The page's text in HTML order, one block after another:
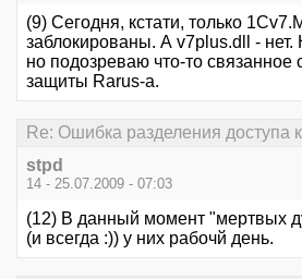
(9) Сегодня, кстати, только
заблокированы. А v7plus.dll - нет.
но подозреваю что-то связанное
защиты Rarus-а.
Re: Ошибка разделения доступа
stpd
14 - 25.07.2009 - 07:03
(12) В данный момент "мертвых
(и всегда :)) у них рабочй день.